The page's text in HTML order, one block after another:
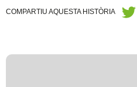
COMPARTIU AQUESTA HISTÒRIA